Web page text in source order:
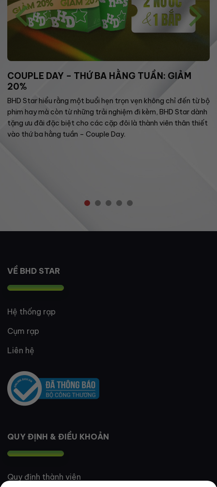
COUPLE DAY – THỨ BA HẰNG TUẦN: GIẢM
20%
BHD Star hiểu rằng một buổi hẹn trọn vẹn không chỉ đến từ bộ
phim hay mà còn từ những trải nghiệm đi kèm, BHD Star dành
tặng ưu đãi đặc biệt cho các cặp đôi là thành viên thân thiết
vào thứ ba hằng tuần – Couple Day.
VỀ BHD STAR
Hệ thống rạp
Cụm rạp
Liên hệ
QUY ĐỊNH & ĐIỀU KHOẢN
Quy định thành viên